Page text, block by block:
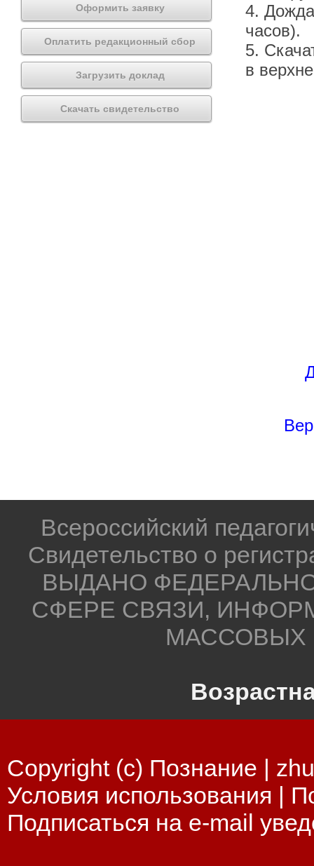
Оформить заявку
Оплатить редакционный сбор
Загрузить доклад
Скачать свидетельство
4.
часов).
5.
в
Всероссийский
Свидетельство о
ВЫДАНО
СФЕРЕ СВЯЗИ,
МАССОВЫХ
Copyright (c) Познание |
Условия использования |
Подписаться на e-mail